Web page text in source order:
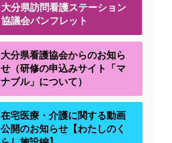
大分県訪問看護ステーション
協議会パンフレット
大分県看護協会からのお知ら
せ（研修の申込みサイト「マ
ナブル」について）
在宅医療・介護に関する動画
公開のお知らせ【わたしのく